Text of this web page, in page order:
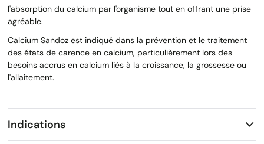
l'absorption du calcium par l'organisme tout en offrant une prise
agréable.
Calcium Sandoz est indiqué dans la prévention et le traitement
des états de carence en calcium, particulièrement lors des
besoins accrus en calcium liés à la croissance, la grossesse ou
l'allaitement.
Indications